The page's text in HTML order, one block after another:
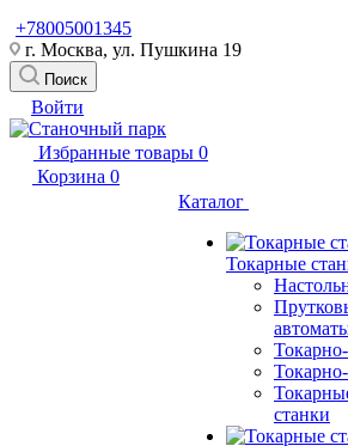
+78005001345
г. Москва, ул. Пушкина 19
Поиск
Войти
Избранные товары 0
Корзина 0
Каталог
Токарные
станки